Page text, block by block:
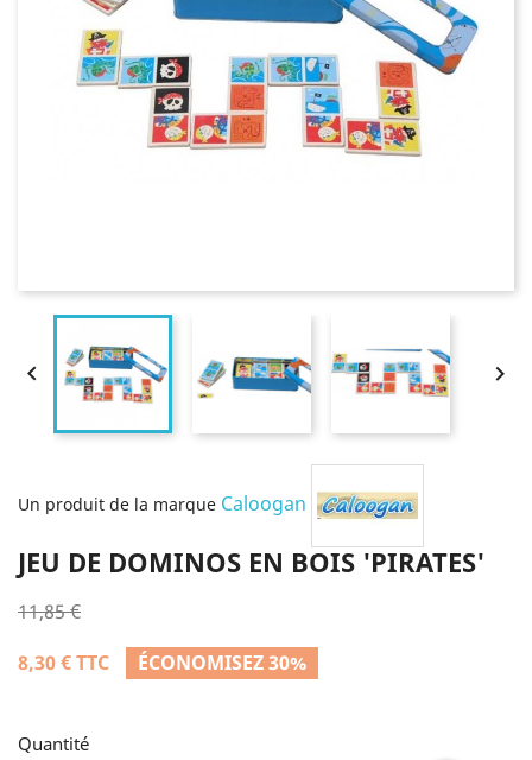
 
Un produit de la marque Caloogan
JEU DE DOMINOS EN BOIS 'PIRATES'
11,85 €
8,30 €TTC ÉCONOMISEZ 30%
Quantité